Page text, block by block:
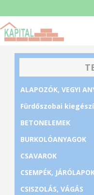
ALAPOZÓK, VEGYI
Fürdőszobai
BETONELEMEK
BURKOLÓANYAGOK
CSAVAROK
CSEMPÉK,
CSISZOLÁS, VÁGÁS